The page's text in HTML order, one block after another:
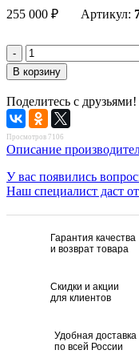
255 000 ₽ Артикул:
Поделитесь с друзьями!
Просмотров 7106
Описание
У вас появились
Наш специалист даст
Гарантия качества
и возврат товара
Скидки и акции
для клиентов
Удобная доставка
по всей России